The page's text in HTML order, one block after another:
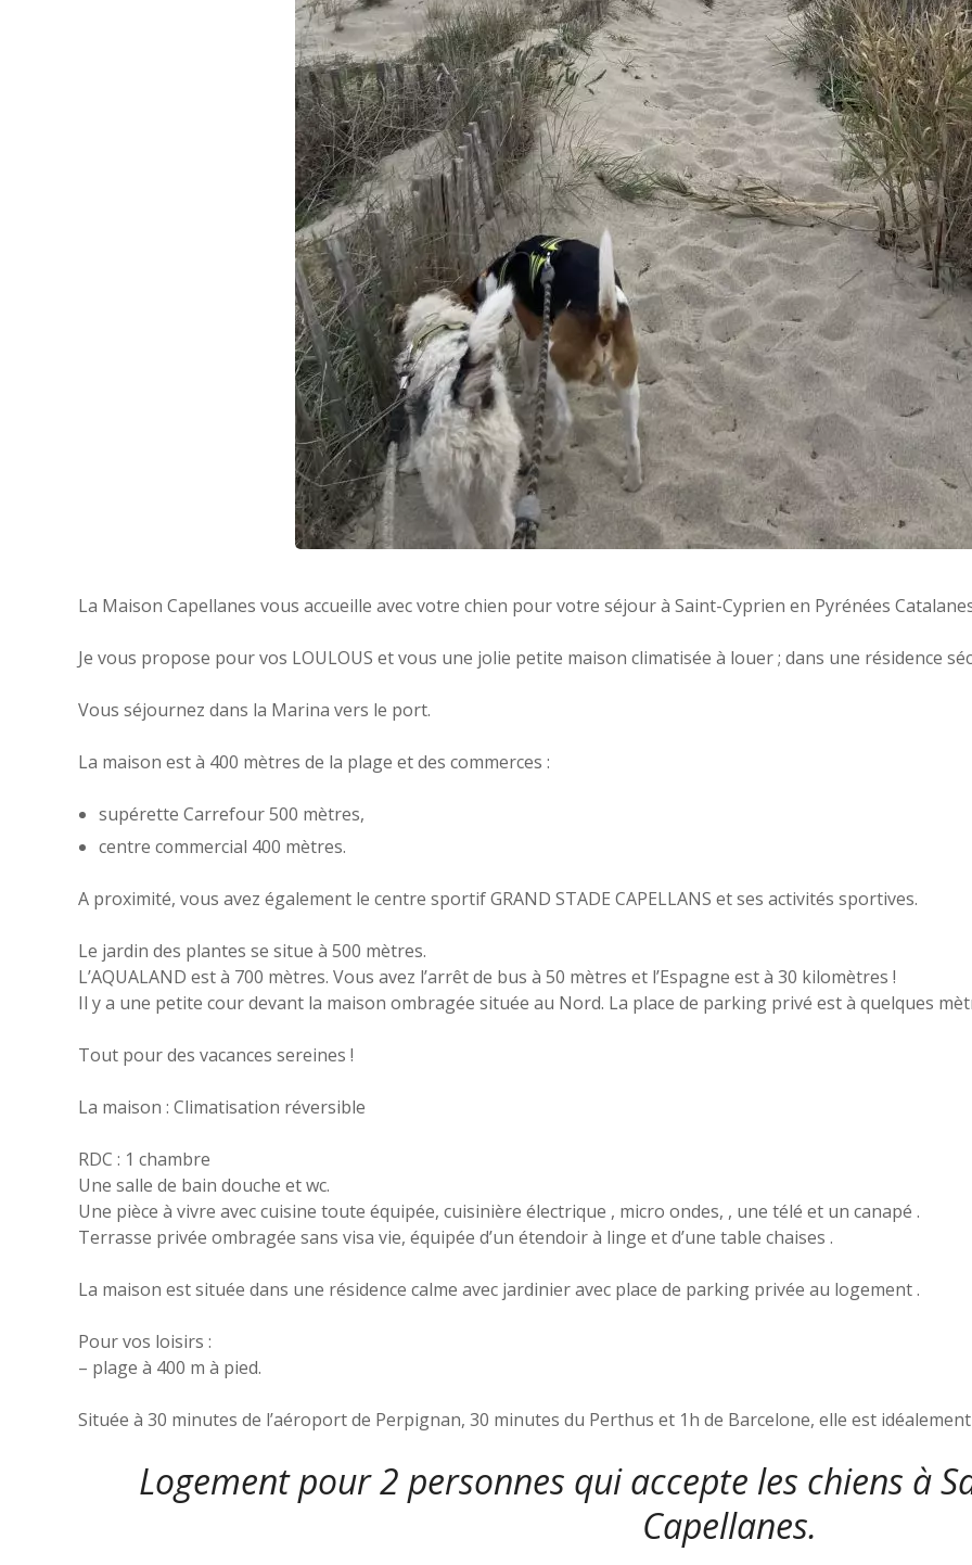
La Maison Capellanes vous accueille avec votre chien pour votre séjour à Saint-Cyprien en Pyrénées
Je vous propose pour vos LOULOUS et vous une jolie petite maison climatisée à louer ; dans une résidence
Vous séjournez dans la Marina vers le port.
La maison est à 400 mètres de la plage et des commerces :
supérette Carrefour 500 mètres,
centre commercial 400 mètres.
A proximité, vous avez également le centre sportif GRAND STADE CAPELLANS et ses activités sportives.
Le jardin des plantes se situe à 500 mètres.
L’AQUALAND est à 700 mètres. Vous avez l’arrêt de bus à 50 mètres et l’Espagne est à 30 kilomètres !
Il y a une petite cour devant la maison ombragée située au Nord. La place de parking privé est à quelques
Tout pour des vacances sereines !
La maison : Climatisation réversible
RDC : 1 chambre
Une salle de bain douche et wc.
Une pièce à vivre avec cuisine toute équipée, cuisinière électrique , micro ondes, , une télé et un canapé .
Terrasse privée ombragée sans visa vie, équipée d’un étendoir à linge et d’une table chaises .
La maison est située dans une résidence calme avec jardinier avec place de parking privée au logement .
Pour vos loisirs :
– ️plage à 400 m à pied.
Située à 30 minutes de l’aéroport de Perpignan, 30 minutes du Perthus et 1h de Barcelone, elle est
Logement pour 2 personnes qui accepte les chiens à
Capellanes.